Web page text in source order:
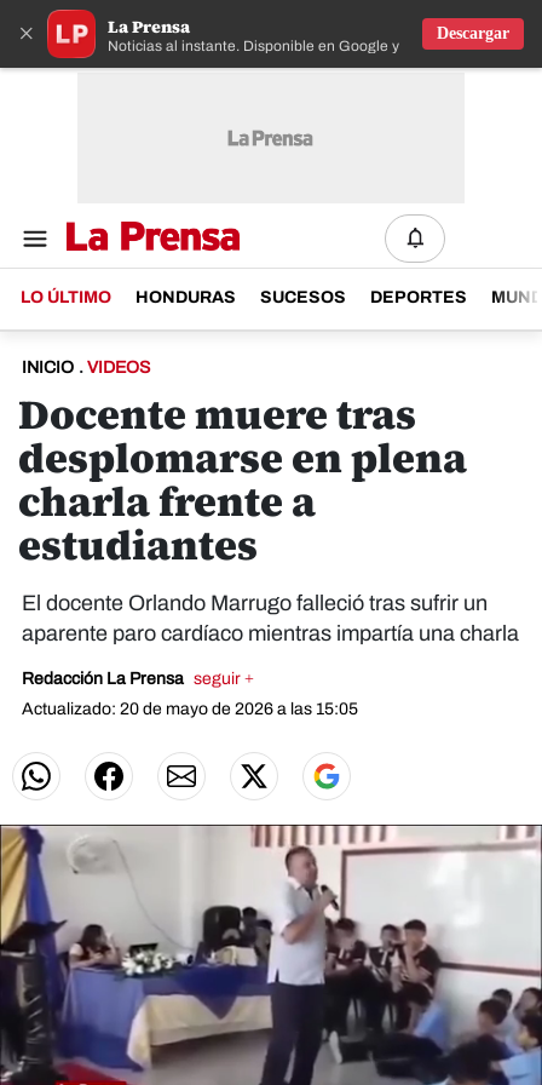
× La Prensa
Noticias al instante. Disponible en Google y IOS
Descargar
LO ÚLTIMO HONDURAS SUCESOS DEPORTES
INICIO . VIDEOS
Docente muere tras
desplomarse en plena
charla frente a
estudiantes
El docente Orlando Marrugo falleció tras sufrir un
aparente paro cardíaco mientras impartía una charla
Redacción La Prensa seguir +
Actualizado: 20 de mayo de 2026 a las 15:05